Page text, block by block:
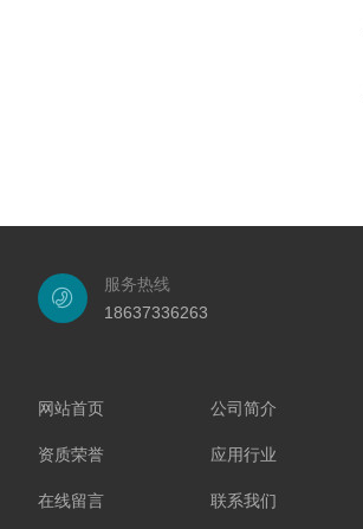
服务热线
18637336263
网站首页 公司简介
资质荣誉 应用行业
在线留言 联系我们